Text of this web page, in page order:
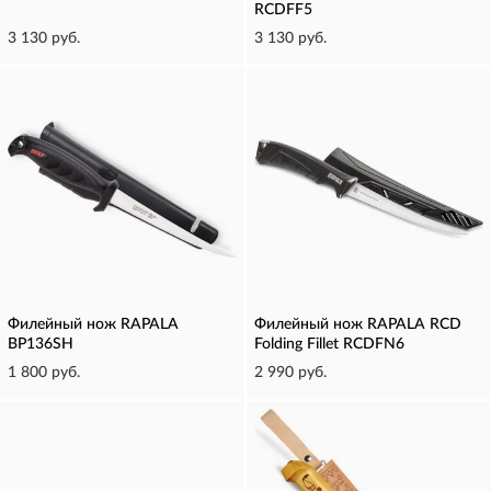
3 130 руб.
RCDFF5
3 130 руб.
Филейный нож RAPALA
BP136SH
1 800 руб.
Филейный нож RAPALA RCD
Folding Fillet RCDFN6
2 990 руб.